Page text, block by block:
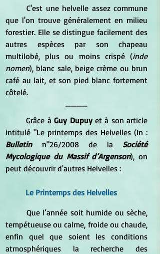
	C'est une helvelle assez commune
que l'on trouve généralement en milieu
forestier. Elle se distingue facilement des
autres espèces par son chapeau
multilobé, plus ou moins crispé (inde
nomen), blanc sale, beige crème ou brun
café au lait, et son pied blanc fortement
côtelé.
	Grâce à
Guy Dupuy et à son article
Bulletin n°26/2008 de la Société
Mycologique du Massif d’Argenson), on
peut découvrir d'autres Helvelles :
Le Printemps des Helvelles
tempétueuse ou calme, froide ou chaude,
enfin quel que soient les conditions
atmosphériques la recherche des